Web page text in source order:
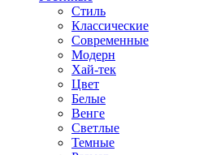
Стиль
Классические
Современные
Модерн
Хай-тек
Цвет
Белые
Венге
Светлые
Темные